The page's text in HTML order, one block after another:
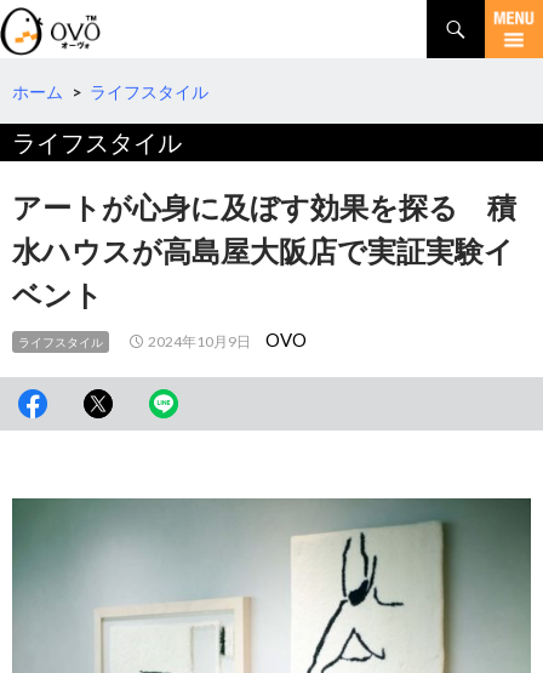
検
索
コ
テ
ツ
へ
移
ホーム > ライフスタイル
ライフスタイル
アートが心身に及ぼす効果を探る 積
水ハウスが高島屋大阪店で実証実験イ
ベント
ライフスタイル 2024年10月9日 OVO